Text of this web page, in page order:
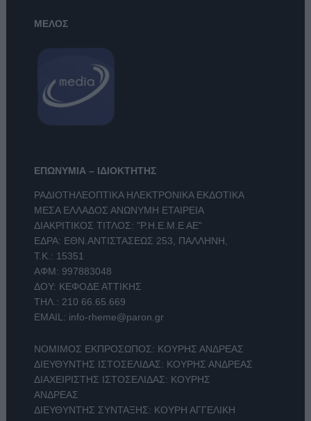
ΜΕΛΟΣ
ΕΠΩΝΥΜΙΑ – ΙΔΙΟΚΤΗΤΗΣ
ΡΑΔΙΟΤΗΛΕΟΠΤΙΚΑ ΗΛΕΚΤΡΟΝΙΚΑ ΕΚΔΟΤΙΚΑ
ΜΕΣΑ ΕΛΛΑΔΟΣ ΑΝΩΝΥΜΗ ΕΤΑΙΡΕΙΑ
ΔΙΑΚΡΙΤΙΚΟΣ ΤΙΤΛΟΣ: "Ρ.Η.Ε.Μ.Ε ΑΕ"
ΕΔΡΑ: ΕΘΝ.ΑΝΤΙΣΤΑΣΕΩΣ 253, ΠΑΛΛΗΝΗ,
Τ.Κ.: 15351
ΑΦΜ: 997883048
ΔΟΥ: ΚΕΦΟΔΕ ΑΤΤΙΚΗΣ
ΤΗΛ.: 210 66.65.669
EMAIL: info-rheme@paron.gr
ΝΟΜΙΜΟΣ ΕΚΠΡΟΣΩΠΟΣ: ΚΟΥΡΗΣ ΑΝΔΡΕΑΣ
ΔΙΕΥΘΥΝΤΗΣ ΙΣΤΟΣΕΛΙΔΑΣ: ΚΟΥΡΗΣ ΑΝΔΡΕΑΣ
ΔΙΑΧΕΙΡΙΣΤΗΣ ΙΣΤΟΣΕΛΙΔΑΣ: ΚΟΥΡΗΣ
ΑΝΔΡΕΑΣ
ΔΙΕΥΘΥΝΤΗΣ ΣΥΝΤΑΞΗΣ: ΚΟΥΡΗ ΑΓΓΕΛΙΚΗ